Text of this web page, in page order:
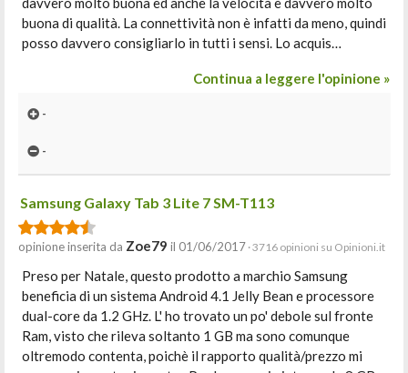
buona di qualità. La connettività non è infatti da meno, quindi
posso davvero consigliarlo in tutti i sensi. Lo acquis…
Continua a leggere l'opinione »
-
-
Samsung Galaxy Tab 3 Lite 7 SM-T113
opinione inserita da Zoe79 il 01/06/2017 · 3716 opinioni su Opinioni.it
Preso per Natale, questo prodotto a marchio Samsung
beneficia di un sistema Android 4.1 Jelly Bean e processore
dual-core da 1.2 GHz. L' ho trovato un po' debole sul fronte
Ram, visto che rileva soltanto 1 GB ma sono comunque
oltremodo contenta, poichè il rapporto qualità/prezzo mi